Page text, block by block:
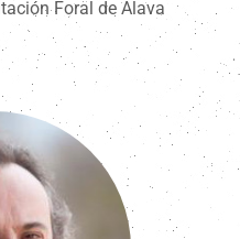
Foral de Álava